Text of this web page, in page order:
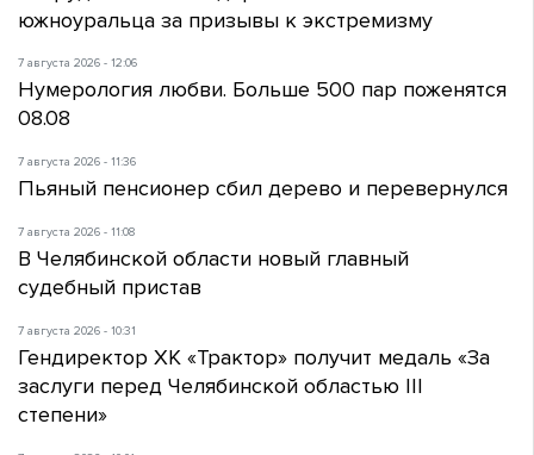
южноуральца за призывы к экстремизму
7 августа 2026 - 12:06
Нумерология любви. Больше 500 пар поженятся
08.08
7 августа 2026 - 11:36
Пьяный пенсионер сбил дерево и перевернулся
7 августа 2026 - 11:08
В Челябинской области новый главный
судебный пристав
7 августа 2026 - 10:31
Гендиректор ХК «Трактор» получит медаль «За
заслуги перед Челябинской областью III
степени»